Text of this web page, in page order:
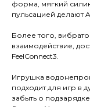
форма, мягкий
пульсацией делают
Более того,
взаимодействие,
FeelConnect3.
Игрушка
подходит для игр в
забыть о